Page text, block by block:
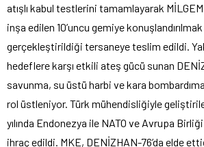
atışlı kabul testlerini tamamlayarak
inşa edilen 10’uncu gemiye
gerçekleştirildiği tersaneye teslim edildi.
hedeflere karşı etkili ateş gücü sunan
savunma, su üstü harbi ve kara
rol üstleniyor. Türk mühendisliğiyle
yılında Endonezya ile NATO ve Avrupa
ihraç edildi. MKE, DENİZHAN-76’da elde